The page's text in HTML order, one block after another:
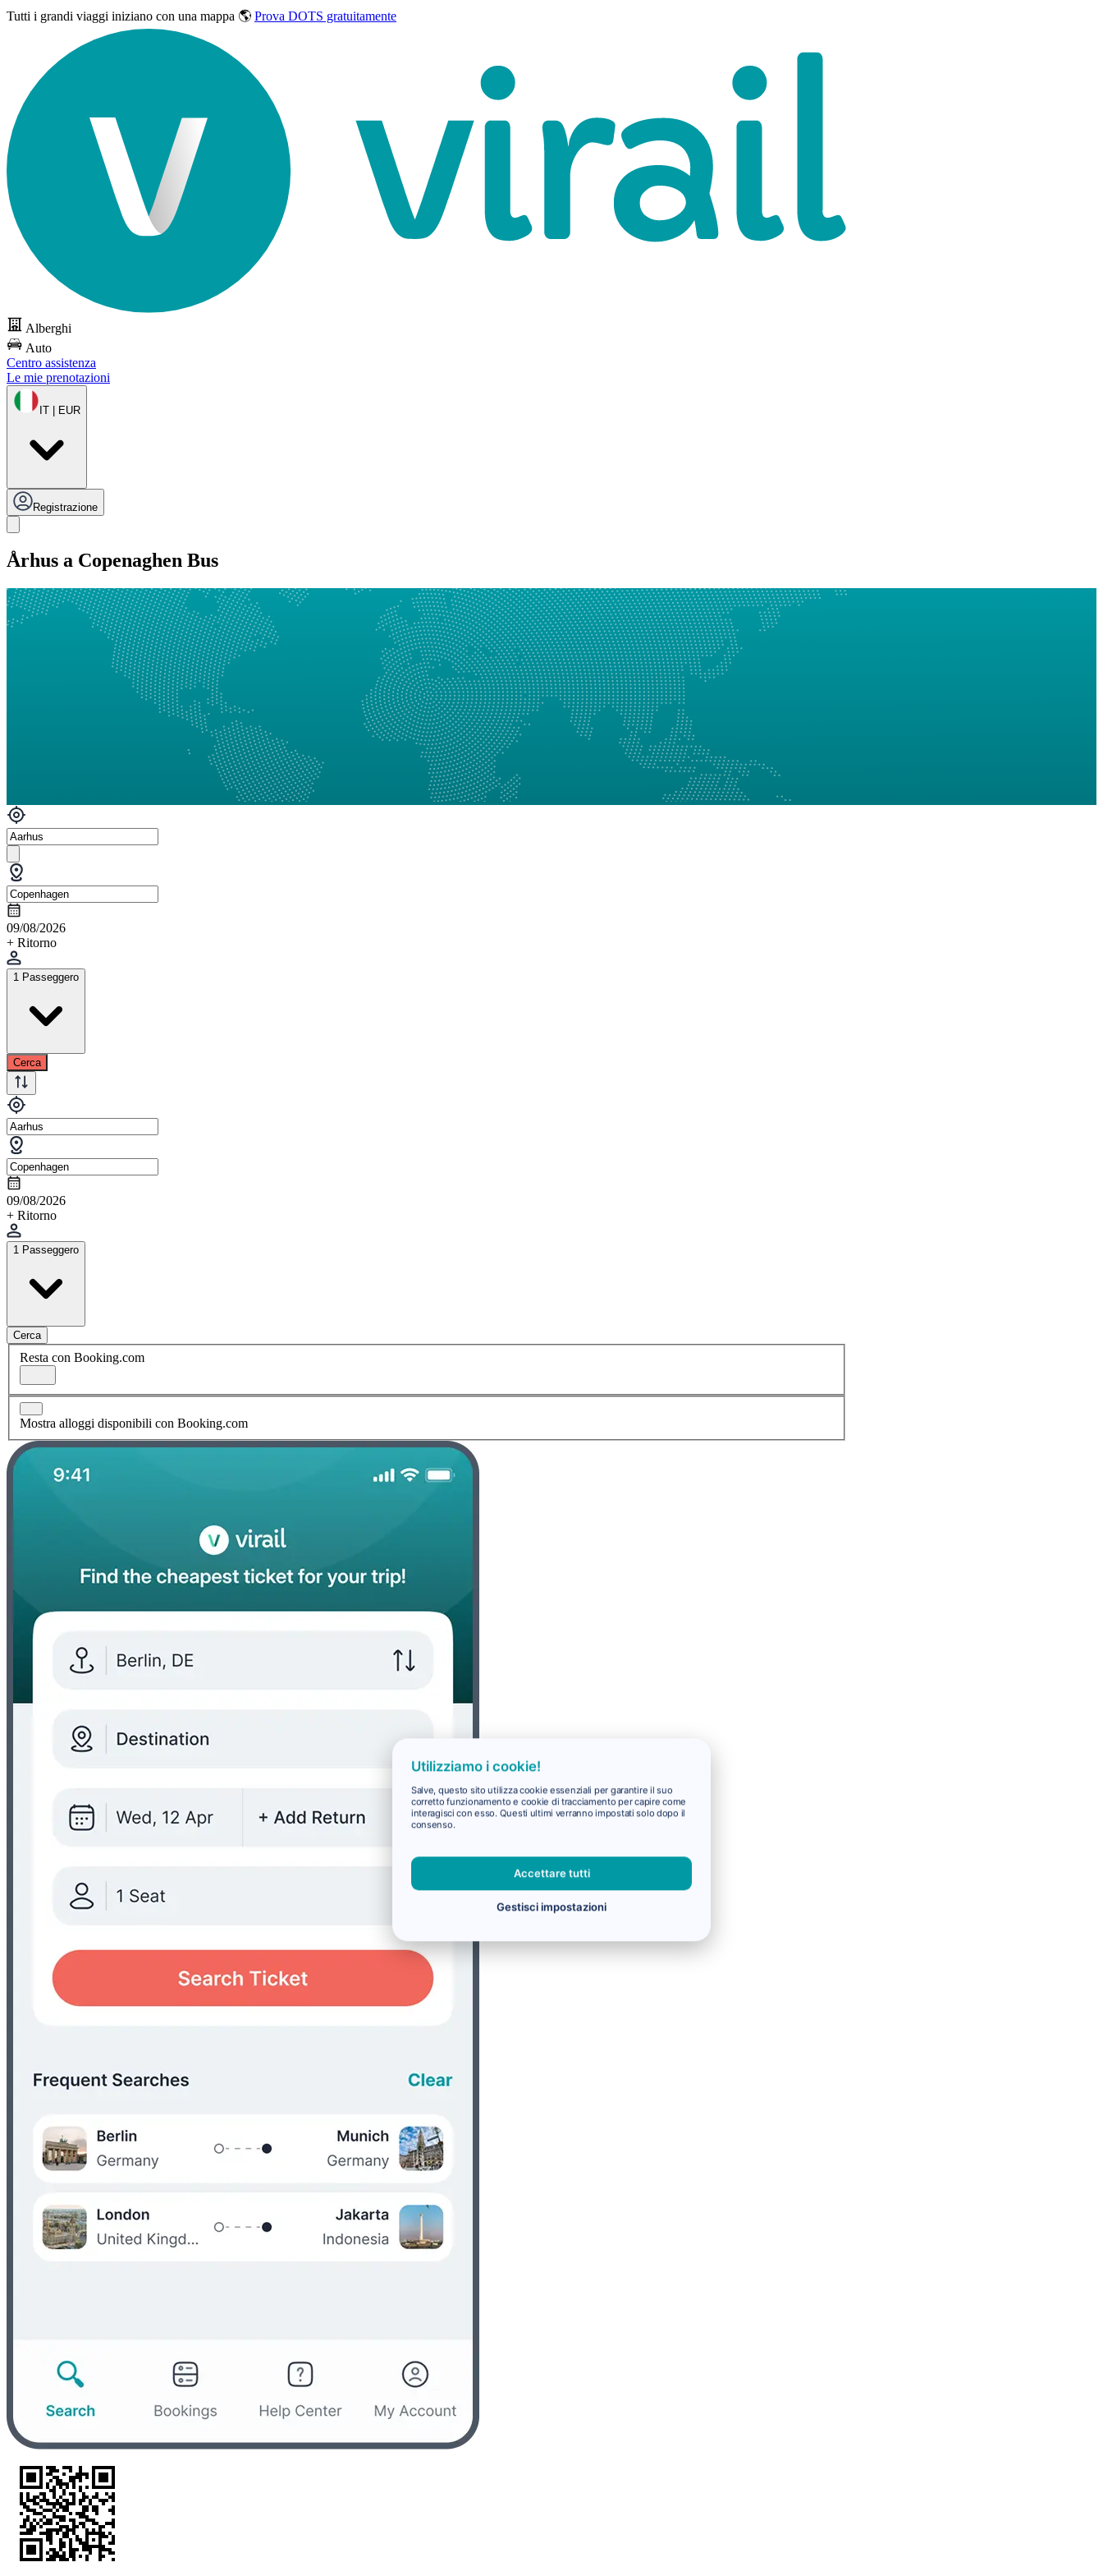
Tutti i grandi viaggi iniziano con una mappa 🌎 Prova DOTS gratuitamente
Alberghi
Auto
Centro assistenza
Le mie prenotazioni
IT | EUR
Registrazione
Århus a Copenaghen Bus
09/08/2026
+ Ritorno
1 Passeggero
Cerca
09/08/2026
+ Ritorno
1 Passeggero
Cerca
Resta con Booking.com
Mostra alloggi disponibili con Booking.com
Utilizziamo i cookie!
Salve, questo sito utilizza cookie essenziali per garantire il suo
corretto funzionamento e cookie di tracciamento per capire come
interagisci con esso. Questi ultimi verranno impostati solo dopo il
consenso.
Accettare tutti
Gestisci impostazioni